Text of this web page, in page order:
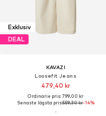
Exklusiv
DEAL
KAVAZI
Loosefit Jeans
479,40 kr
Ordinarie pris: 799,00 kr
Senaste lägsta pris:559,30 kr-14%